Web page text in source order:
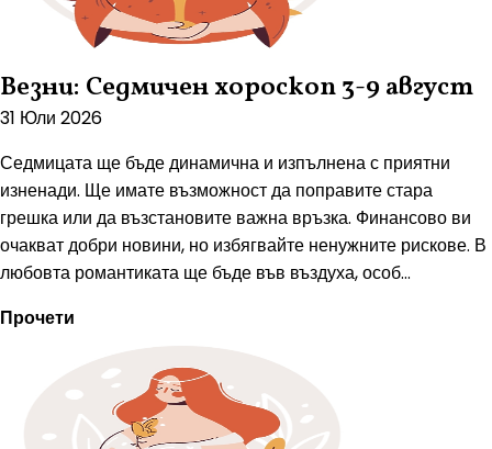
Везни: Седмичен хороскоп 3-9 август
31 Юли 2026
Седмицата ще бъде динамична и изпълнена с приятни
изненади. Ще имате възможност да поправите стара
грешка или да възстановите важна връзка. Финансово ви
очакват добри новини, но избягвайте ненужните рискове. В
любовта романтиката ще бъде във въздуха, особ...
Прочети